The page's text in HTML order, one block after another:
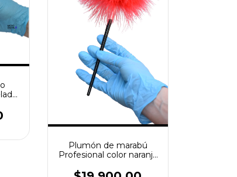
Plumón de marabú
Profesional color naranja
latenets